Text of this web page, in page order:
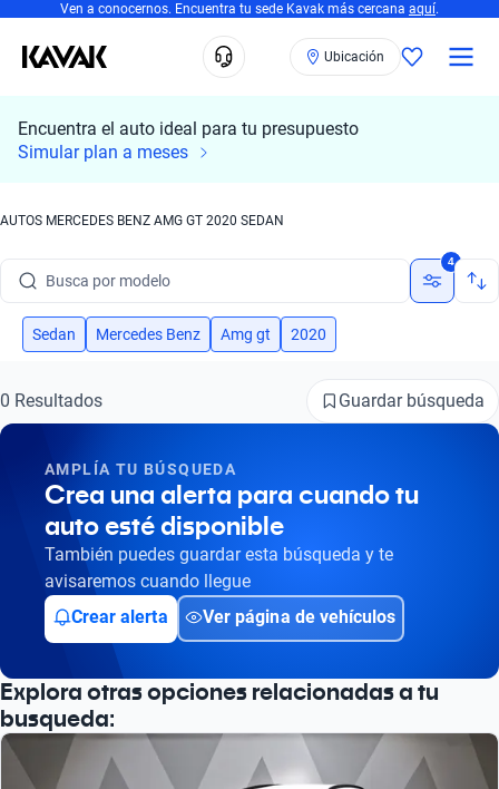
Ven a conocernos. Encuentra tu sede Kavak más cercana aquí.
Ubicación
Encuentra el auto ideal para tu presupuesto
Simular plan a meses
AUTOS MERCEDES BENZ AMG GT 2020 SEDAN
Busca por modelo
Busca por versión
Busca por marca
Busca por modelo
Busca por versión
Busca por año
4
Sedan Mercedes Benz Amg gt 2020
0 Resultados Guardar búsqueda
AMPLÍA TU BÚSQUEDA
Crea una alerta para cuando tu
auto esté disponible
También puedes guardar esta búsqueda y te
avisaremos cuando llegue
Crear alerta
Ver página de vehículos
Explora otras opciones relacionadas a tu
busqueda: